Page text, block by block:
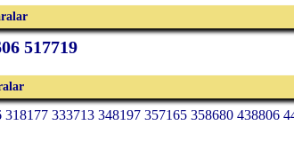
517719
333713 348197 357165 358680 438806